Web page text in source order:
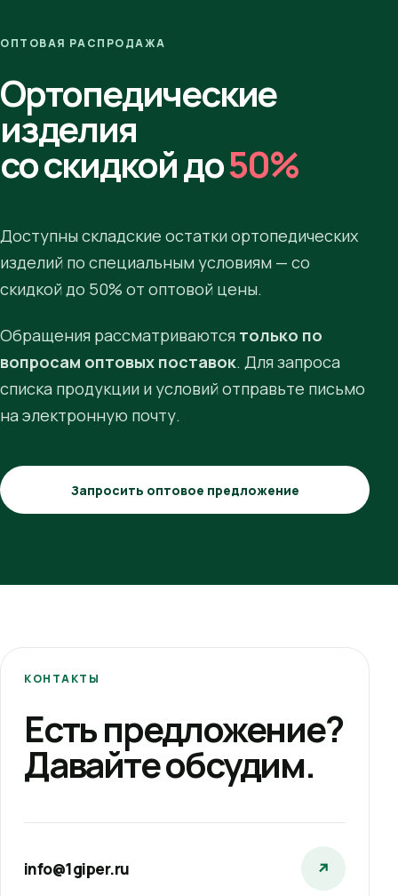
ОПТОВАЯ РАСПРОДАЖА
Ортопедические
изделия
со скидкой до50%
Доступны складские остатки ортопедических
изделий по специальным условиям — со
скидкой до 50% от оптовой цены.
Обращения рассматриваются только по
вопросам оптовых поставок. Для запроса
списка продукции и условий отправьте письмо
на электронную почту.
Запросить оптовое предложение
КОНТАКТЫ
Есть предложение?
Давайте обсудим.
info@1giper.ru ↗